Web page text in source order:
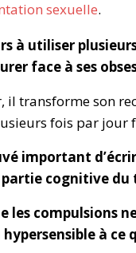
sexuelle.
à utiliser
face à ses
il transforme son
fois par jour
important
partie cognitive
les compulsions
à ce